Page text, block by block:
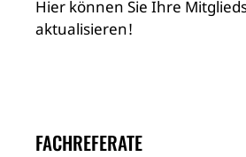
Hier können Sie Ihre
aktualisieren!
FACHREFERATE